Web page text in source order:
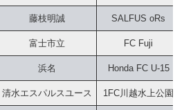
藤枝明誠 SALFUS oRs
富士市立 FC Fuji
浜名 Honda FC U-15
清水エスパルスユース 1FC川越水上公園